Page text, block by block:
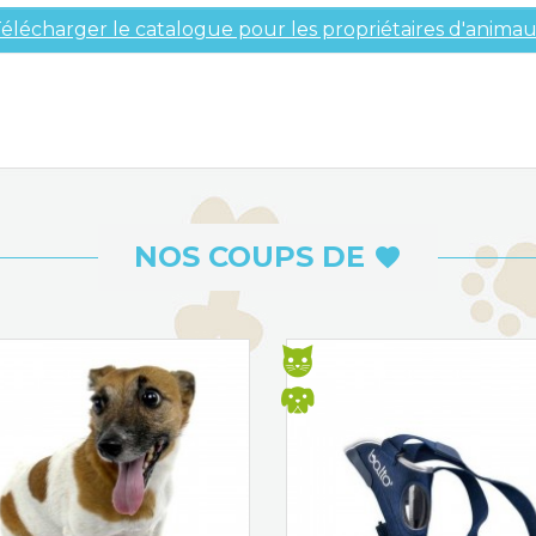
le catalogue pour les propriétaires
NOS COUPS DE 